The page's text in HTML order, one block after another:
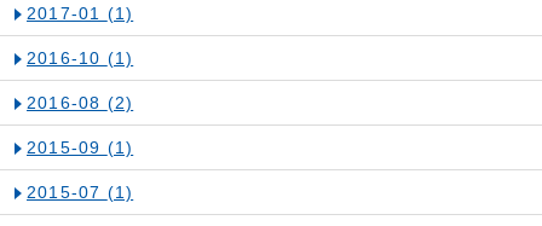
2017-01 (1)
2016-10 (1)
2016-08 (2)
2015-09 (1)
2015-07 (1)